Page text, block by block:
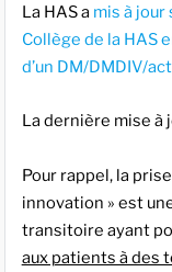
La HAS a mis à jour
Collège de la HAS
d’un DM/DMDIV/
La dernière mise à
Pour rappel, la
innovation » est
transitoire ayant
aux patients à des